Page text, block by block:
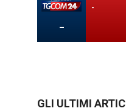
-
-
GLI ULTIMI